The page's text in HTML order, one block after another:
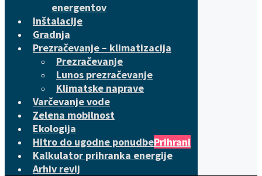
energentov
Inštalacije
Gradnja
Prezračevanje – klimatizacija
Prezračevanje
Lunos prezračevanje
Klimatske naprave
Varčevanje vode
Zelena mobilnost
Ekologija
Hitro do ugodne ponudbePrihrani
Kalkulator prihranka energije
Arhiv revij